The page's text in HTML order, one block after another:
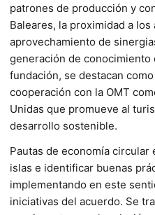
patrones de producción y
Baleares, la proximidad a
aprovechamiento de
generación de
fundación, se destacan
cooperación con la OMT
Unidas que promueve al
desarrollo sostenible.
Pautas de economía
islas e identificar buenas
implementando en este
iniciativas del acuerdo. Se